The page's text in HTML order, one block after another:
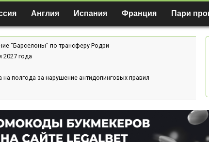
Англия Испания Франция Пари
"Барселоны" по трансферу Родри
года
полгода за нарушение антидопинговых правил